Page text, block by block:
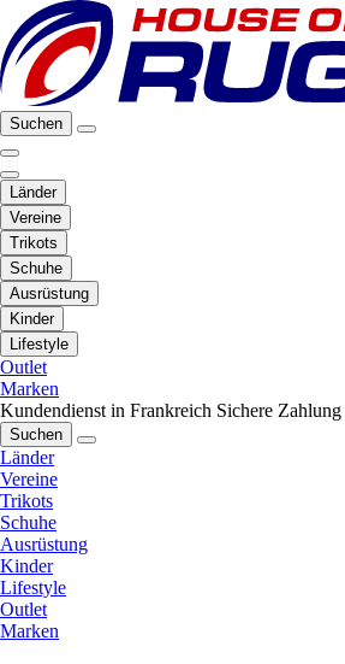
Suchen
Länder
Vereine
Trikots
Schuhe
Ausrüstung
Kinder
Lifestyle
Outlet
Marken
Kundendienst in Frankreich Sichere Zahlung
Suchen
Länder
Vereine
Trikots
Schuhe
Ausrüstung
Kinder
Lifestyle
Outlet
Marken